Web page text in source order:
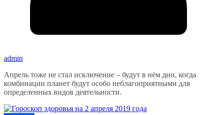
admin
Апрель тоже не стал исключение – будут в нём дни, когда
комбинации планет будут особо неблагоприятными для
определенных видов деятельности.